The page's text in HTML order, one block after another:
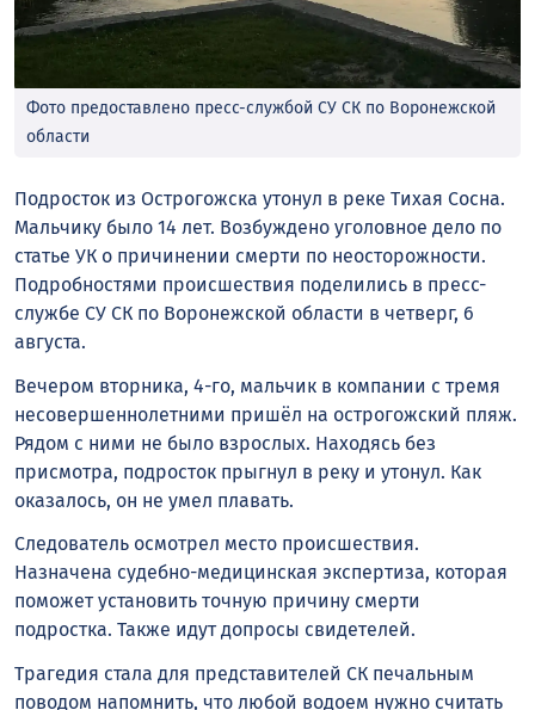
Фото предоставлено пресс-службой СУ СК по Воронежской
области
Подросток из Острогожска утонул в реке Тихая Сосна.
Мальчику было 14 лет. Возбуждено уголовное дело по
статье УК о причинении смерти по неосторожности.
Подробностями происшествия поделились в пресс-
службе СУ СК по Воронежской области в четверг, 6
августа.
Вечером вторника, 4-го, мальчик в компании с тремя
несовершеннолетними пришёл на острогожский пляж.
Рядом с ними не было взрослых. Находясь без
присмотра, подросток прыгнул в реку и утонул. Как
оказалось, он не умел плавать.
Следователь осмотрел место происшествия.
Назначена судебно-медицинская экспертиза, которая
поможет установить точную причину смерти
подростка. Также идут допросы свидетелей.
Трагедия стала для представителей СК печальным
поводом напомнить, что любой водоем нужно считать